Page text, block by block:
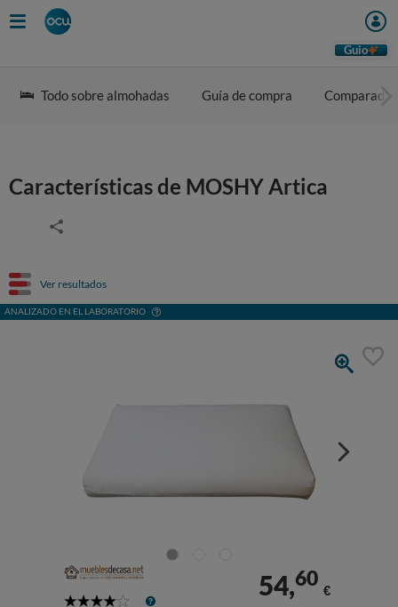
Guio
Todo sobre almohadas Guía de compra Comparador
Características de MOSHY Artica
Ver resultados
ANALIZADO EN EL LABORATORIO
4
54,60
€